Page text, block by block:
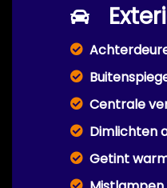
Centrale
Dimlichten
Getint